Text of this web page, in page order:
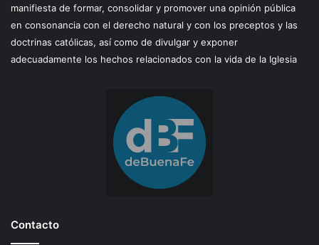
manifiesta de formar, consolidar y promover una opinión pública
en consonancia con el derecho natural y con los preceptos y las
doctrinas católicas, así como de divulgar y exponer
adecuadamente los hechos relacionados con la vida de la Iglesia
Contacto